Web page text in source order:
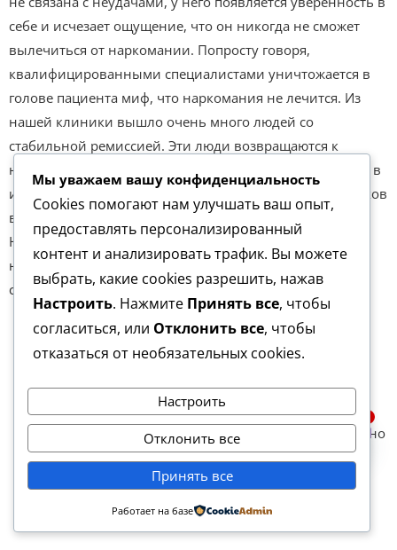
себе и исчезает ощущение, что он никогда не сможет
вылечиться от наркомании. Попросту говоря,
квалифицированными специалистами уничтожается в
голове пациента миф, что наркомания не лечится. Из
нашей клиники вышло очень много людей со
стабильной ремиссией. Эти люди возвращаются к
нормальной жизни, заводят семьи (или возвращаются в
имеющиеся), и очень часто добиваются больших успехов
в жизни.
На следующем этапе реабилитации в нашей
наркологической клинике в Одессе человек получает
следующее:
он помещается в специальную
он проходит через психотерапевтические
мероприятия, в том числе и семейные;
занятия, которые помогают человеку качественно
адаптироваться в обществе;
также проводится трудовая социализация и
Мы уважаем вашу конфиденциальность
Cookies помогают нам улучшать ваш опыт,
предоставлять персонализированный
контент и анализировать трафик. Вы можете
выбрать, какие cookies разрешить, нажав
Настроить. Нажмите Принять все, чтобы
согласиться, или Отклонить все, чтобы
отказаться от необязательных cookies.
Настроить
Отклонить все
Принять все
Работает на базе
Спросить врача
Open